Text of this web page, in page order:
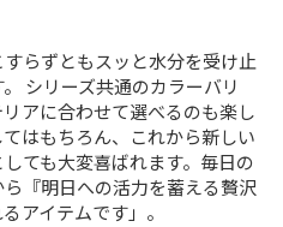
すらずともスッと水分を受け止
シリーズ共通のカラーバリ
アに合わせて選べるのも楽し
はもちろん、これから新しい
ても大変喜ばれます。毎日の
『明日への活力を蓄える贅沢
アイテムです」。